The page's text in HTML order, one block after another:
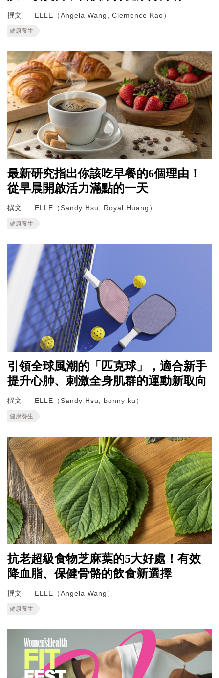
撰文 ELLE（Angela Wang, Clemence Kao）
健康養生
最新研究指出你該吃早餐的6個理由！
從早晨開啟活力滿點的一天
撰文 ELLE（Sandy Hsu, Royal Huang）
健康養生
引領全球風潮的「匹克球」，適合新手
提升心肺、刺激全身肌群的運動新取向
撰文 ELLE（Sandy Hsu, bonny ku）
健康養生
抗老超級食物芝麻葉的5大好處！有效
降血脂、保健骨骼的飲食新選擇
撰文 ELLE（Angela Wang）
健康養生